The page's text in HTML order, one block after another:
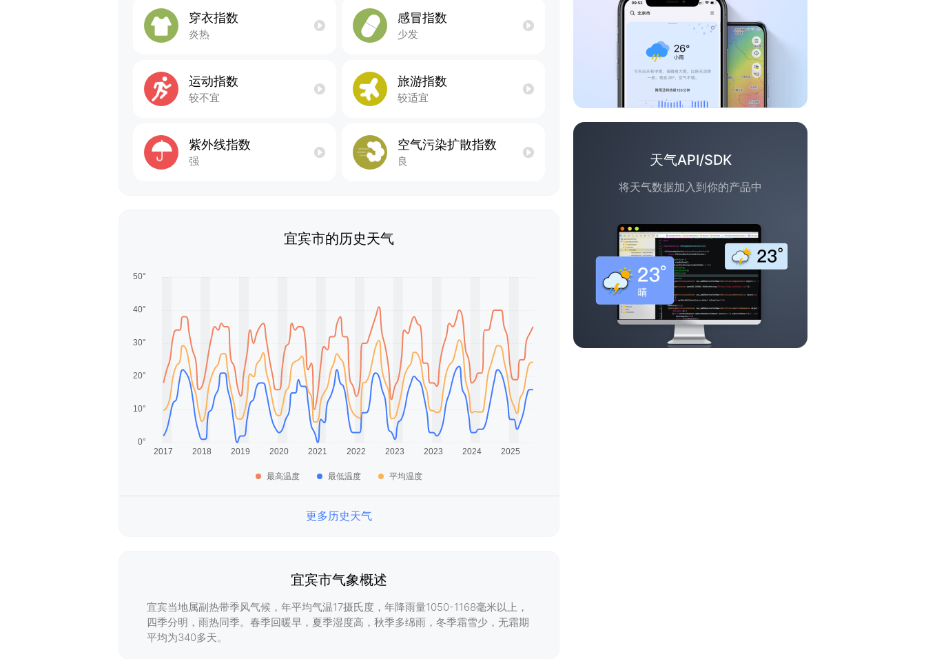
穿衣指数
炎热
感冒指数
少发
运动指数
较不宜
旅游指数
较适宜
紫外线指数
强
空气污染扩散指数
良
宜宾市的历史天气
最高温度 最低温度 平均温度
更多历史天气
宜宾市气象概述
宜宾当地属副热带季风气候，年平均气温17摄氏度，年降雨量1050-1168毫米以上，
四季分明，雨热同季。春季回暖早，夏季湿度高，秋季多绵雨，冬季霜雪少，无霜期
平均为340多天。
天气API/SDK
将天气数据加入到你的产品中